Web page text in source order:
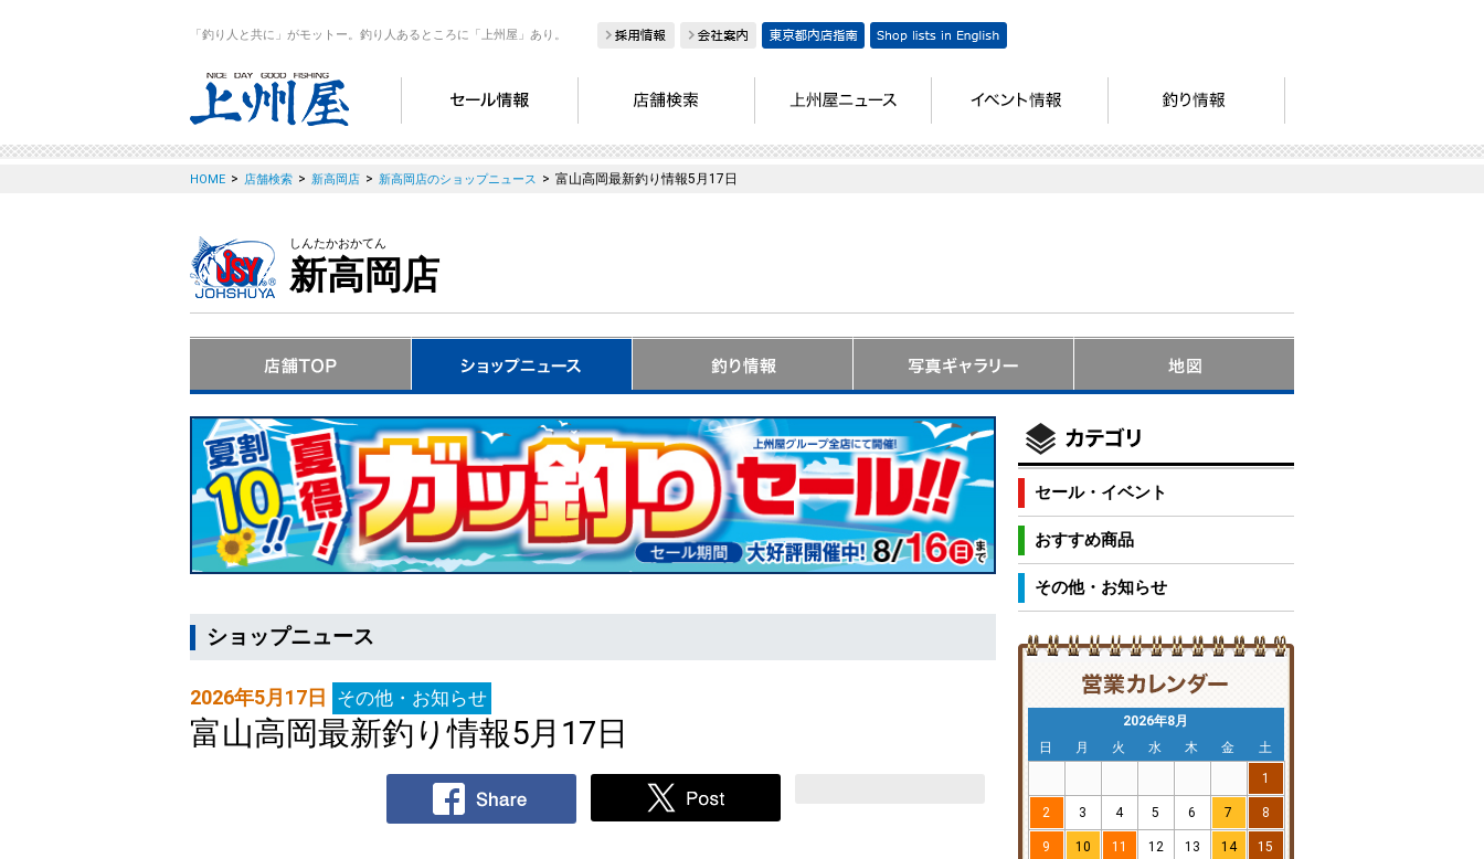
「釣り人と共に」がモットー。釣り人あるところに「上州屋」あり。
HOME > 店舗検索 > 新高岡店 > 新高岡店のショップニュース > 富山高岡最新釣り情報5月17日
しんたかおかてん
新高岡店
ショップニュース
2026年5月17日 その他・お知らせ
富山高岡最新釣り情報5月17日
セール・イベント
おすすめ商品
その他・お知らせ
2026年8月
日
月 火 水 木 金
土
1
2 3 4 5 6 7 8
9 10 11 12 13 14 15